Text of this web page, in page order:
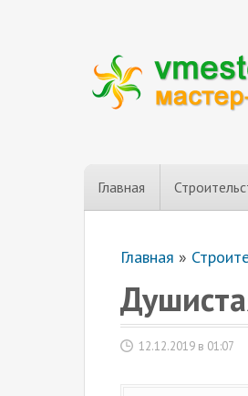
Главная
Главная »
12.12.2019 в 01:07